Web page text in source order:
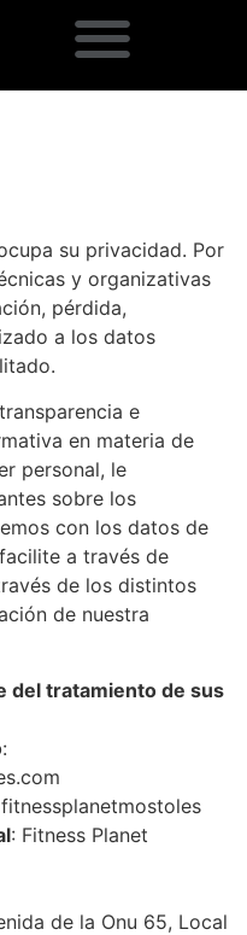
su privacidad. Por
y organizativas
pérdida,
a los datos
e
en materia de
personal, le
sobre los
con los datos de
a través de
de los distintos
de nuestra
del tratamiento de sus
:
: Fitness Planet
de la Onu 65, Local